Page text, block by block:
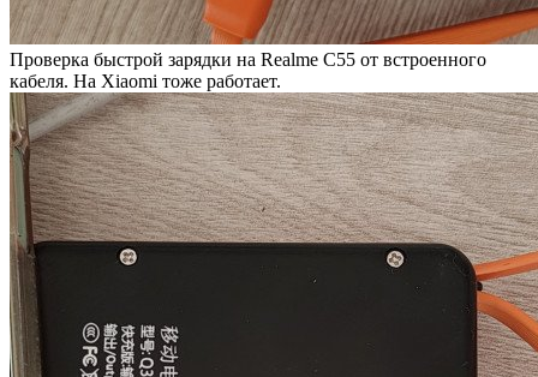
Проверка быстрой зарядки на Realme C55 от встроенного
кабеля. На Xiaomi тоже работает.